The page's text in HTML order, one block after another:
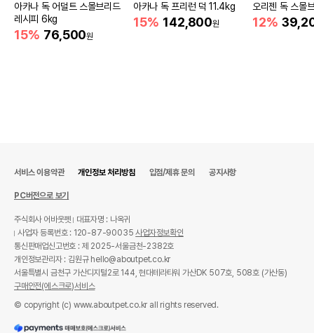
아카나 독 어덜트 스몰브리드
레시피 6kg
15% 76,500원
아카나 독 프리런 덕 11.4kg
15% 142,800원
오리젠 독 스몰
12%
서비스 이용약관 개인정보 처리방침 입점/제휴 문의 공지사항
PC버전으로 보기
주식회사 어바웃펫
대표자명 : 나옥귀
사업자 등록번호 : 120-87-90035사업자정보확인
통신판매업신고번호 : 제 2025-서울금천-2382호
개인정보관리자 : 김원규 hello@aboutpet.co.kr
서울특별시 금천구 가산디지털2로 144, 현대테라타워 가산DK 507호, 508호 (가산동)
구매안전(에스크로)서비스
© copyright (c) www.aboutpet.co.kr all rights reserved.